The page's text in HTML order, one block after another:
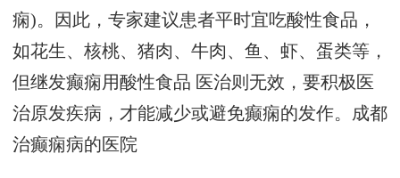
痫)。因此，专家建议患者平时宜吃酸性食品，
如花生、核桃、猪肉、牛肉、鱼、虾、蛋类等，
但继发癫痫用酸性食品 医治则无效，要积极医
治原发疾病，才能减少或避免癫痫的发作。 成都
治癫痫病的医院